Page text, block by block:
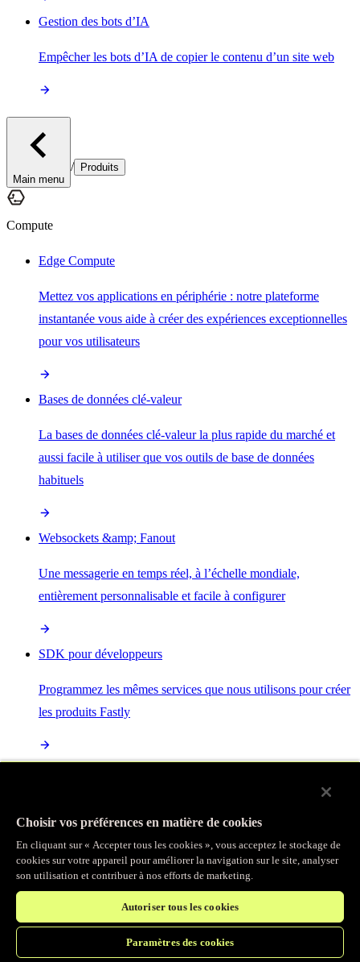
Gestion des bots d’IA
Empêcher les bots d’IA de copier le contenu d’un site web
Main menu
/ Produits
Compute
Edge Compute
Mettez vos applications en périphérie : notre plateforme
instantanée vous aide à créer des expériences exceptionnelles
pour vos utilisateurs
Bases de données clé-valeur
La bases de données clé-valeur la plus rapide du marché et
aussi facile à utiliser que vos outils de base de données
habituels
Websockets &amp; Fanout
Une messagerie en temps réel, à l’échelle mondiale,
entièrement personnalisable et facile à configurer
SDK pour développeurs
Programmez les mêmes services que nous utilisons pour créer
les produits Fastly
sur des normes ouvertes et intégrée à la suite complète de
produits Fastly
Accélérez vos charges de travail d’IA et gagnez en efficacité
Choisir vos préférences en matière de cookies
En cliquant sur « Accepter tous les cookies », vous acceptez le stockage de
cookies sur votre appareil pour améliorer la navigation sur le site, analyser
son utilisation et contribuer à nos efforts de marketing.
Autoriser tous les cookies
Paramètres des cookies